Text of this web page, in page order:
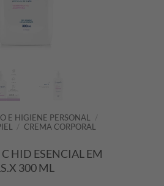
E HIGIENE PERSONAL
/
/ CREMA CORPORAL
HID ESENCIAL EM
300 ML